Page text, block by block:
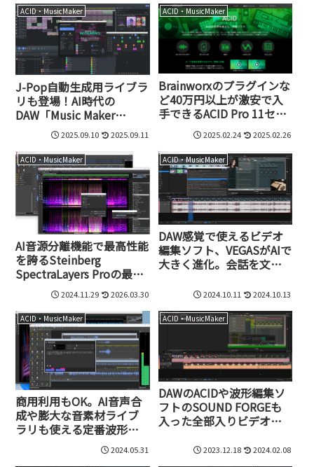
ACID・MusicMaker
J-Pop自動生成用ライブラ
リも登場！AI時代の
DAW「Music Maker
2026」が4,980円
2025.09.10 2025.09.11
ACID・MusicMaker
Brainworxのプラグインな
ど40万円以上が激安で入
手できるACID Pro 11セー
ル展開中 2025.02.24 2025.02.26
ACID・MusicMaker
AI音源分離機能で最高性能
を誇るSteinberg
SpectraLayers Proの最新
版11（41,800円）が付い
てくる!? SOUND FORGE
旧Verが2週間限定で8,980
円
2024.11.29 2026.03.30
ACID・MusicMaker
DAW感覚で使えるビデオ
編集ソフト、VEGASがAIで
大きく進化。会話を文字
オ編集できるなど画期的
2024.10.11 2024.10.13
ACID・MusicMaker
商用利用もOK。AI音声合
成や膨大な音素材ライブ
ラリも使える定番波形編
集ソフト、SOUND
FORGE Pro 18誕生2024.05.31
ACID・MusicMaker
DAWのACIDや波形編集ソ
フトのSOUND FORGEも
入った全部入りビデオ編
12月31日までセール中
2023.12.18 2024.02.08